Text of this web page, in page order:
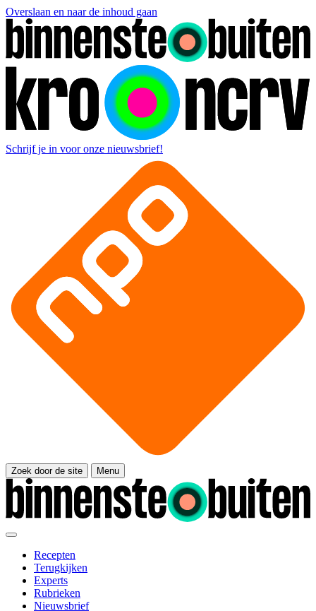
Overslaan en naar de inhoud gaan
Schrijf je in voor onze nieuwsbrief!
Zoek door de site Menu
Recepten
Terugkijken
Experts
Rubrieken
Nieuwsbrief